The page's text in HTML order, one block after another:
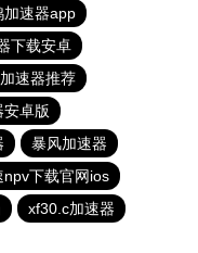
加速器app
下载安卓
速器推荐
安卓版
暴风加速器
npv下载官网ios
xf30.c加速器